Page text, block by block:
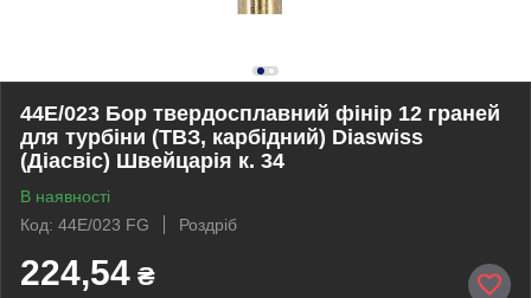
44Е/023 Бор твердосплавний фінір 12 граней
для турбіни (ТВЗ, карбідний) Diaswiss
(Діасвіс) Швейцарія к. 34
В наявності
Код: 44Е/023 FG
Роздріб
224,54 ₴